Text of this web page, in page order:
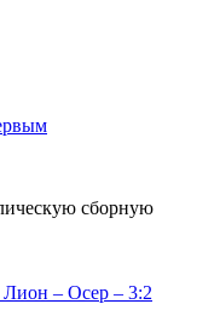
сборную
Лион – Осер – 3:2